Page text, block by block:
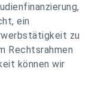
ein
zu
Rechtsrahmen
können wir